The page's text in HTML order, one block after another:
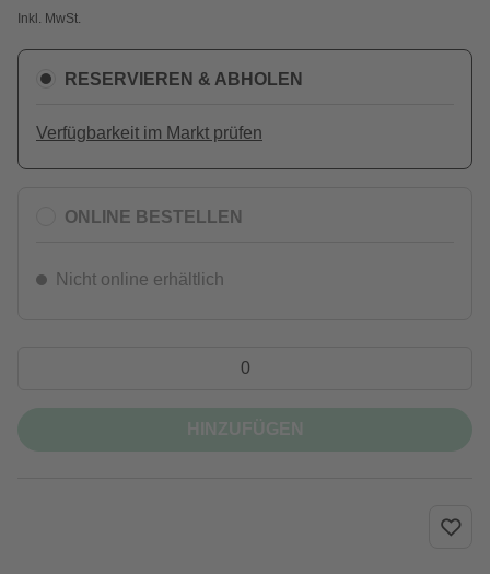
Inkl. MwSt.
RESERVIEREN & ABHOLEN
Verfügbarkeit im Markt prüfen
ONLINE BESTELLEN
Nicht online erhältlich